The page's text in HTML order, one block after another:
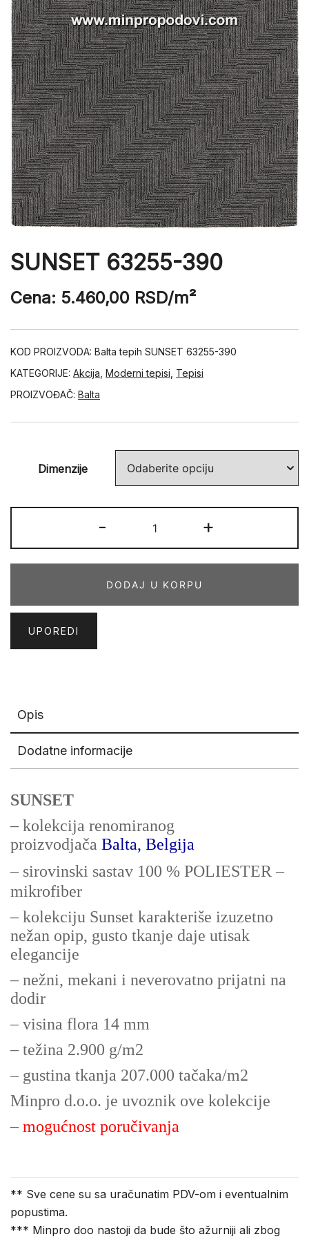
SUNSET 63255-390
Cena: 5.460,00 RSD/m²
KOD PROIZVODA: Balta tepih SUNSET 63255-390
KATEGORIJE: Akcija Moderni tepisi Tepisi
PROIZVOĐAČ: Balta
Dimenzije
-
63255-
390
+
DODAJ U KORPU
UPOREDI
Opis
Dodatne informacije
SUNSET
– kolekcija renomiranog
proizvodjača Balta, Belgija
– sirovinski sastav 100 % POLIESTER –
mikrofiber
– kolekciju Sunset karakteriše izuzetno
nežan opip, gusto tkanje daje utisak
elegancije
– nežni, mekani i neverovatno prijatni na
dodir
– visina flora 14 mm
– težina 2.900 g/m2
– gustina tkanja 207.000 tačaka/m2
Minpro d.o.o. je uvoznik ove kolekcije
–mogućnost poručivanja
** Sve cene su sa uračunatim PDV-om i eventualnim
popustima.
*** Minpro doo nastoji da bude što ažurniji ali zbog